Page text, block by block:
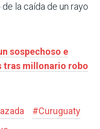
la caída de un rayo
sospechoso e
tras millonario robo
#Curuguaty